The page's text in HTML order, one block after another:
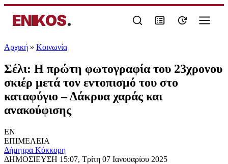
ENIKOS.
Αρχική » Κοινωνία
Σέλι: Η πρώτη φωτογραφία του 23χρονου
σκιέρ μετά τον εντοπισμό του στο
καταφύγιο – Δάκρυα χαράς και
ανακούφισης
EN
ΕΠΙΜΕΛΕΙΑ
Δήμητρα Κόκκορη
ΔΗΜΟΣΙΕΥΣΗ 15:07, Τρίτη 07 Ιανουαρίου 2025